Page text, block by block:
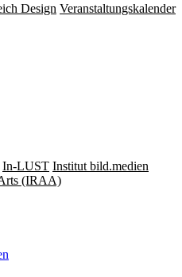
Design Veranstaltungskalender
In-LUST Institut bild.medien
(IRAA)